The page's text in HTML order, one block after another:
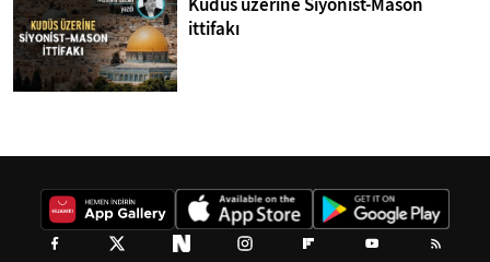
Kudüs üzerine Siyonist-Mason
ittifakı